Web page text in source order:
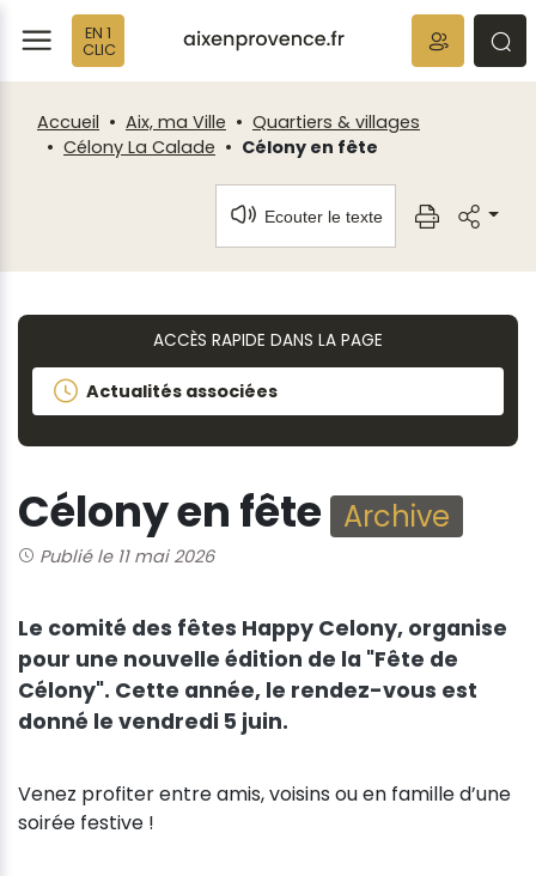
EN 1
CLIC
Accueil Aix, ma Ville
Quartiers & villages
Célony La Calade
Célony en fête
Ecouter le texte
ACCÈS RAPIDE DANS LA PAGE
Actualités associées
Célony en fête Archive
Publié le 11 mai 2026
Le comité des fêtes Happy Celony, organise
pour une nouvelle édition de la "Fête de
Célony". Cette année, le rendez-vous est
donné le vendredi 5 juin.
Venez profiter entre amis, voisins ou en famille d’une
soirée festive !
Fenêtre
de
chat
Panneau de gestion des cookies